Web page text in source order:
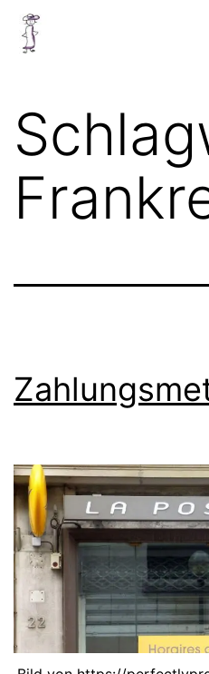
Zum
InhaltChellinchen